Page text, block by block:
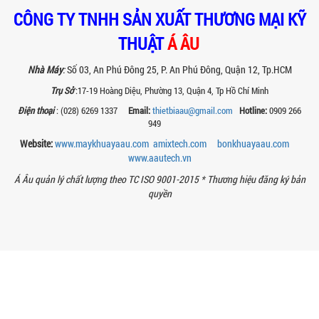
BÊN TRONG NHÀ MÁY Á ÂU: HÀNH TRÌNH
TẠO NÊN NHỮNG CHIẾC BỒN KHUẤY INOX
ĐẠT CHUẨN
Khám phá quy trình gia công bồn khuấy
bị chuẩn kỹ thuật, bền bỉ, theo...
MÁY NGHIỀN THUỐC BVTV – GIẢI PHÁP
TỐI ƯU TRONG SẢN XUẤT NÔNG DƯỢC
HIỆN ĐẠI
Máy nghiền thuốc BVTV giúp tối ưu độ
mịn, nâng cao hiệu quả sản xuất và
đảm bảo chất lượng chế phẩm nông...
TIÊU CHÍ QUAN TRỌNG KHI CHỌN MUA
MÁY NGHIỀN RỔ CHO NGÀNH SƠN – MỰC
CÔNG TY TNHH SẢN XUẤT THƯƠNG MẠI KỸ
THUẬTÁ ÂU
Nhà Máy:Số 03, An Phú Đông 25, P. An Phú Đông, Quận 12, Tp.HCM
Trụ Sở:17-19 Hoàng Diệu, Phường 13, Quận 4, Tp Hồ Chí Minh
Điện thoại: (028) 6269 1337 Email:thietbiaau@gmail.com Hotline:0909 266
949
Website:www.maykhuayaau.com amixtech.com
bonkhuayaau.com
www.aautech.vn
Á Âu quản lý chất lượng theo TC ISO 9001-2015 * Thương hiệu đăng ký bản
quyền